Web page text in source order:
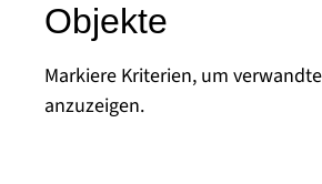
Objekte
Markiere Kriterien, um
anzuzeigen.